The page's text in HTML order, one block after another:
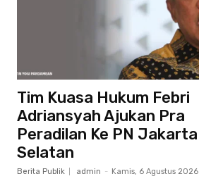
Tim Kuasa Hukum Febri
Adriansyah Ajukan Pra
Peradilan Ke PN Jakarta
Selatan
Berita Publik admin - Kamis, 6 Agustus 2026